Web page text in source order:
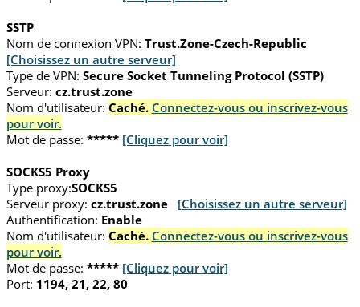
SSTP
Nom de connexion VPN: Trust.Zone-Czech-Republic
[Choisissez un autre serveur]
Type de VPN: Secure Socket Tunneling Protocol (SSTP)
Serveur: cz.trust.zone
Nom d'utilisateur: Caché. Connectez-vous ou inscrivez-vous
pour voir.
Mot de passe: ***** [Cliquez pour voir]
SOCKS5 Proxy
Type proxy:SOCKS5
Serveur proxy: cz.trust.zone
[Choisissez un autre serveur]
Authentification: Enable
Nom d'utilisateur: Caché. Connectez-vous ou inscrivez-vous
pour voir.
Mot de passe: ***** [Cliquez pour voir]
Port: 1194, 21, 22, 80